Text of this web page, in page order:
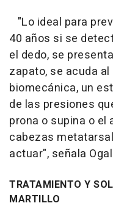
"Lo ideal para
40 años si se
el dedo, se
zapato, se acuda
biomecánica, un
de las presiones
prona o supina o
cabezas
actuar", señala
TRATAMIENTO Y
MARTILLO